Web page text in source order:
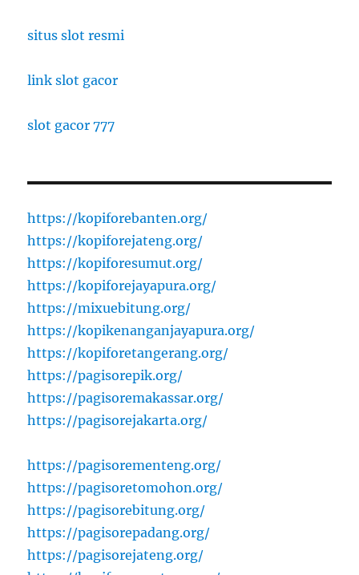
situs slot resmi
link slot gacor
slot gacor 777
https://kopiforebanten.org/
https://kopiforejateng.org/
https://kopiforesumut.org/
https://kopiforejayapura.org/
https://mixuebitung.org/
https://kopikenanganjayapura.org/
https://kopiforetangerang.org/
https://pagisorepik.org/
https://pagisoremakassar.org/
https://pagisorejakarta.org/
https://pagisorementeng.org/
https://pagisoretomohon.org/
https://pagisorebitung.org/
https://pagisorepadang.org/
https://pagisorejateng.org/